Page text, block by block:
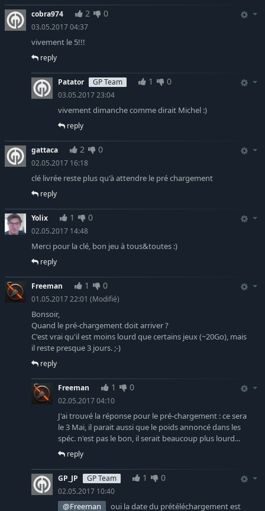
cobra974 2 0
03.05.2017 04:37
vivement le 5!!!
reply
Patator GP Team 1 0
03.05.2017 23:04
vivement dimanche comme dirait Michel :)
reply
gattaca 2 0
02.05.2017 16:18
clé livrée reste plus qu'à attendre le pré chargement
reply
Yolix 1 0
02.05.2017 14:48
Merci pour la clé, bon jeu à tous&toutes :)
reply
Freeman 1 0
01.05.2017 22:01 (Modifié)
Bonsoir,
Quand le pré-chargement doit arriver ?
C'est vrai qu'il est moins lourd que certains jeux (~20Go), mais
il reste presque 3 jours. ;-)
reply
Freeman 1 0
02.05.2017 04:10
J'ai trouvé la réponse pour le pré-chargement : ce sera
le 3 Mai, il parait aussi que le poids annoncé dans les
spéc. n'est pas le bon, il serait beaucoup plus lourd...
reply
GP_JP GP Team 1 0
02.05.2017 10:40
@Freeman oui la date du prétéléchargement est